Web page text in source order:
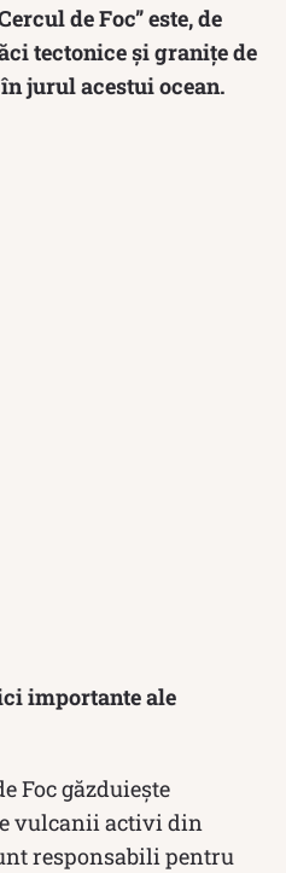
de Foc” este, de
tectonice și granițe de
jurul acestui ocean.
importante ale
Foc găzduiește
vulcanii activi din
responsabili pentru